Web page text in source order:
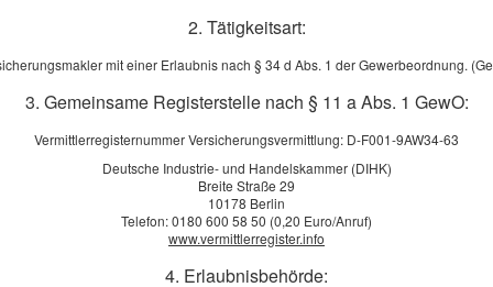
2. Tätigkeitsart:
mit einer Erlaubnis nach § 34 d Abs. 1 der Gewerbeordnung.
3. Gemeinsame Registerstelle nach § 11 a Abs. 1 GewO:
Vermittlerregisternummer Versicherungsvermittlung: D-F001-9AW34-63
Deutsche Industrie- und Handelskammer (DIHK)
Breite Straße 29
10178 Berlin
Telefon: 0180 600 58 50 (0,20 Euro/Anruf)
www.vermittlerregister.info
4. Erlaubnisbehörde: